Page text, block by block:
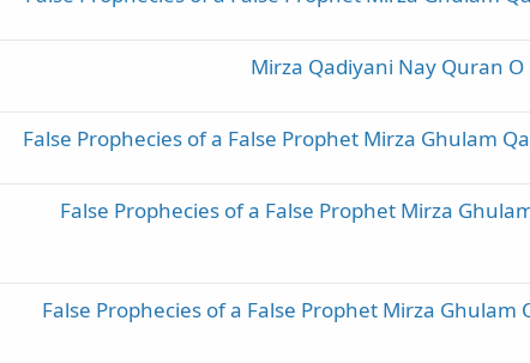
Mirza Qadiyani Nay Quran
False Prophecies of a False Prophet Mirza Ghulam
False Prophecies of a False Prophet Mirza
False Prophecies of a False Prophet Mirza